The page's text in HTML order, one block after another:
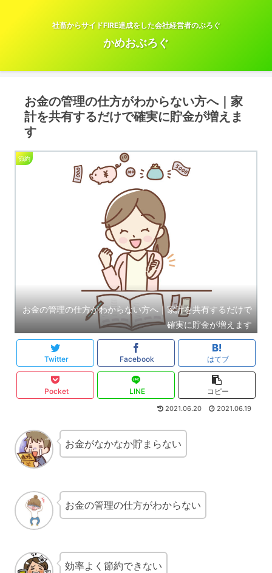
社畜からサイドFIRE達成をした会社経営者のぶろぐ
かめおぶろぐ
お金の管理の仕方がわからない方へ｜家
計を共有するだけで確実に貯金が増えま
す
節約
お金の管理の仕方がわからない方へ｜家計を共有するだけで
確実に貯金が増えます
Twitter Facebook はてブ
Pocket LINE コピー
2021.06.20 2021.06.19
お金がなかなか貯まらない
お金の管理の仕方がわからない
効率よく節約できない